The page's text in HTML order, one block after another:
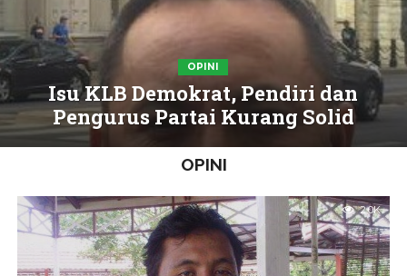
OPINI
Isu KLB Demokrat, Pendiri dan
Pengurus Partai Kurang Solid
OPINI
2.0K